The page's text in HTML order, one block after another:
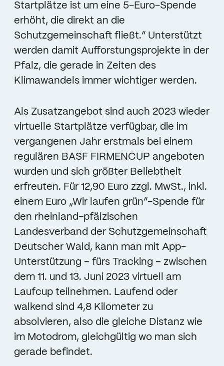
Startplätze ist um eine 5-Euro-Spende
erhöht, die direkt an die
Schutzgemeinschaft fließt.“ Unterstützt
werden damit Aufforstungsprojekte in der
Pfalz, die gerade in Zeiten des
Klimawandels immer wichtiger werden.
Als Zusatzangebot sind auch 2023 wieder
virtuelle Startplätze verfügbar, die im
vergangenen Jahr erstmals bei einem
regulären BASF FIRMENCUP angeboten
wurden und sich größter Beliebtheit
erfreuten. Für 12,90 Euro zzgl. MwSt., inkl.
einem Euro „Wir laufen grün“-Spende für
den rheinland-pfälzischen
Landesverband der Schutzgemeinschaft
Deutscher Wald, kann man mit App-
Unterstützung – fürs Tracking – zwischen
dem 11. und 13. Juni 2023 virtuell am
Laufcup teilnehmen. Laufend oder
walkend sind 4,8 Kilometer zu
absolvieren, also die gleiche Distanz wie
im Motodrom, gleichgültig wo man sich
gerade befindet.